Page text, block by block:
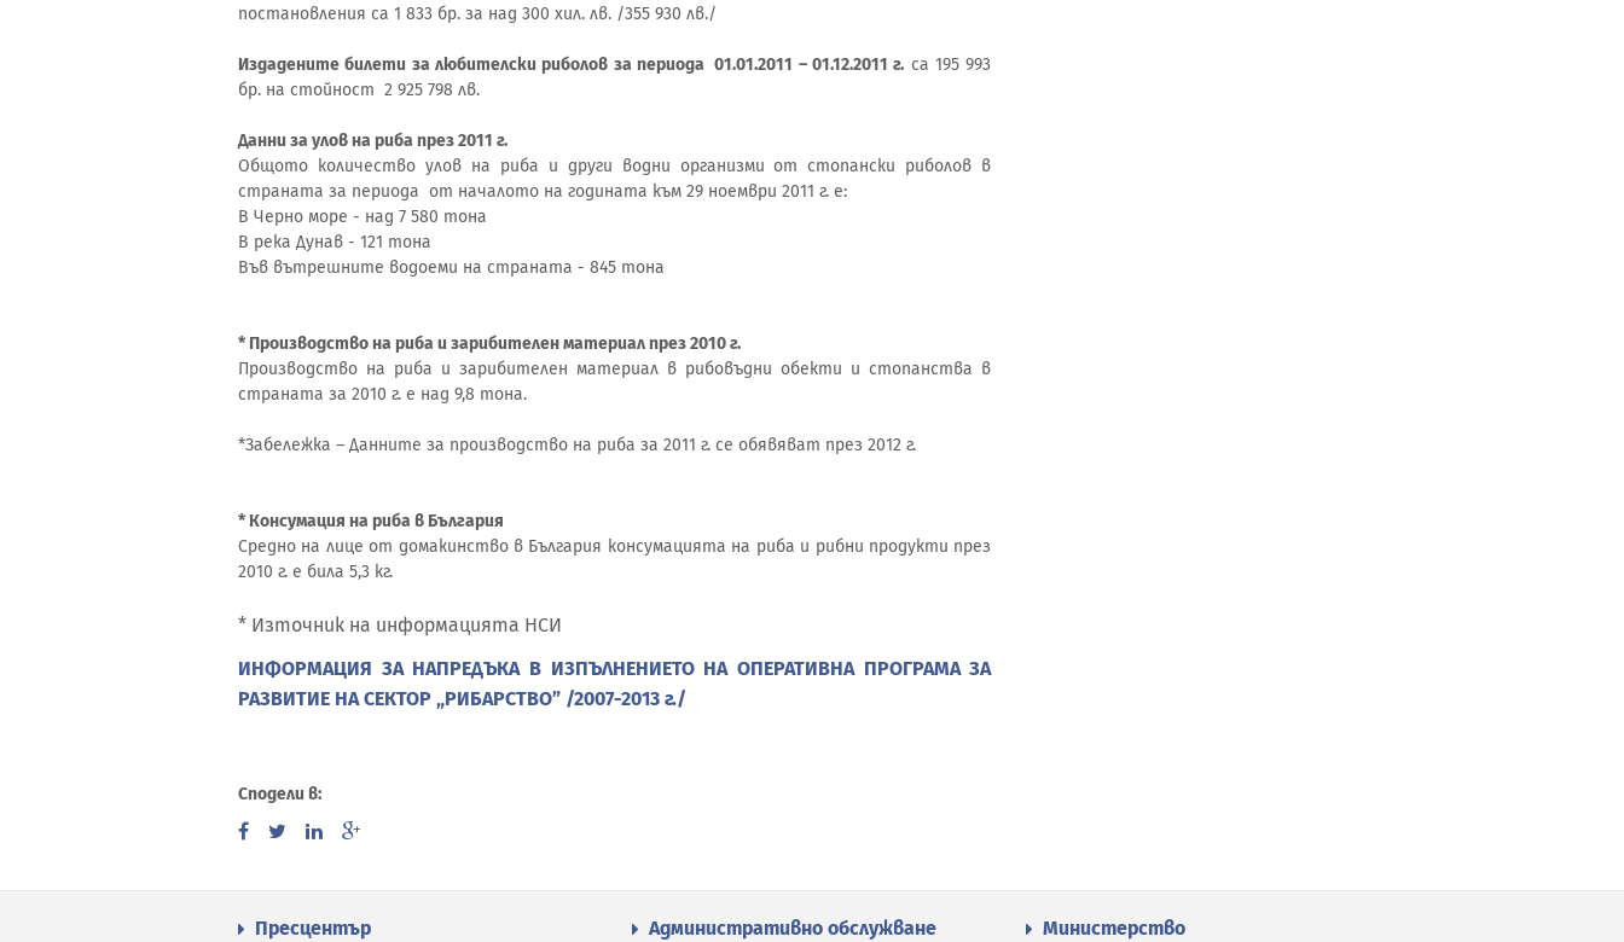
постановления са 1 833 бр. за над 300 хил. лв. /355 930 лв./
Издадените билети за любителски риболов за периода 01.01.2011 – 01.12.2011 г. са 195 993
бр. на стойност 2 925 798 лв.
Данни за улов на риба през 2011 г.
Общото количество улов на риба и други водни организми от стопански риболов в
страната за периода от началото на годината към 29 ноември 2011 г. е:
В Черно море - над 7 580 тона
В река Дунав - 121 тона
Във вътрешните водоеми на страната - 845 тона
* Производство на риба и зарибителен материал през 2010 г.
Производство на риба и зарибителен материал в рибовъдни обекти и стопанства в
страната за 2010 г. е над 9,8 тона.
*Забележка – Данните за производство на риба за 2011 г. се обявяват през 2012 г.
* Консумация на риба в България
Средно на лице от домакинство в България консумацията на риба и рибни продукти през
2010 г. е била 5,3 кг.
* Източник на информацията НСИ
ИНФОРМАЦИЯ ЗА НАПРЕДЪКА В ИЗПЪЛНЕНИЕТО НА ОПЕРАТИВНА ПРОГРАМА ЗА
РАЗВИТИЕ НА СЕКТОР „РИБАРСТВО” /2007-2013 г./
Сподели в:
Пресцентър Административно обслужване Министерство